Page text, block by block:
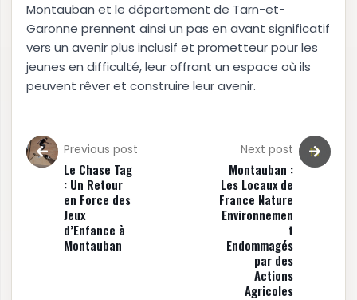
Montauban et le département de Tarn-et-
Garonne prennent ainsi un pas en avant significatif
vers un avenir plus inclusif et prometteur pour les
jeunes en difficulté, leur offrant un espace où ils
peuvent rêver et construire leur avenir.
Previous post
Le Chase Tag
: Un Retour
en Force des
Jeux
d’Enfance à
Montauban
Next post
Montauban :
Les Locaux de
France Nature
Environnemen
t
Endommagés
par des
Actions
Agricoles